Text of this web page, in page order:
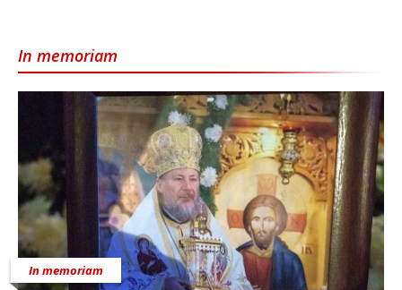
In memoriam
In memoriam